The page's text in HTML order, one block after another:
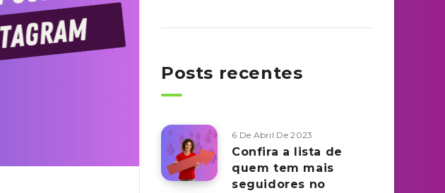
Posts recentes
6 De Abril De 2023
Confira a lista de
quem tem mais
seguidores no